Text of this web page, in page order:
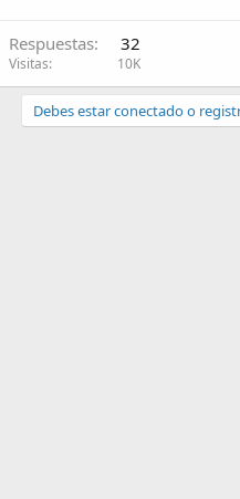
Respuestas 32
Visitas 10K
Debes estar conectado o